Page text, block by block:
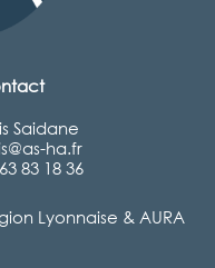
Saidane
ha.fr
83 18 36
Lyonnaise & AURA